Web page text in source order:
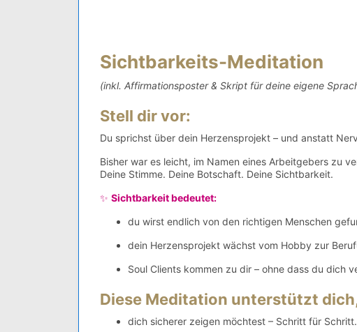
Sichtbarkeits-Meditation
(inkl. Affirmationsposter & Skript für deine eigene
Stell dir vor:
Du sprichst über dein Herzensprojekt – und anstatt
Bisher war es leicht, im Namen eines Arbeitgebers zu
Deine Stimme. Deine Botschaft. Deine Sichtbarkeit.
✨ Sichtbarkeit bedeutet:
du wirst endlich von den richtigen Menschen
dein Herzensprojekt wächst vom Hobby zur
Soul Clients kommen zu dir – ohne dass du dich
Diese Meditation unterstützt
dich sicherer zeigen möchtest – Schritt für Schritt.